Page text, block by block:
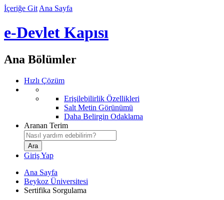
İçeriğe Git Ana Sayfa
e-Devlet Kapısı
Ana Bölümler
Hızlı Çözüm
Erişilebilirlik Özellikleri
Salt Metin Görünümü
Daha Belirgin Odaklama
Aranan Terim
Giriş Yap
Ana Sayfa
Beykoz Üniversitesi
Sertifika Sorgulama